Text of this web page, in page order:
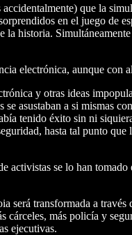
que la
en el juego
historia.
electrónica, aunque con
y otras ideas
asustaban a si mismas
tenido éxito sin ni
hasta tal punto
se lo han
será transformada a
más policía y
ejecutivas.